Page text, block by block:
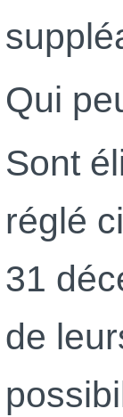
Qui
Sont
réglé
31
de